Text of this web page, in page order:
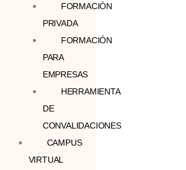
FORMACIÓN
PRIVADA
FORMACIÓN
PARA
EMPRESAS
HERRAMIENTA
DE
CONVALIDACIONES
CAMPUS
VIRTUAL